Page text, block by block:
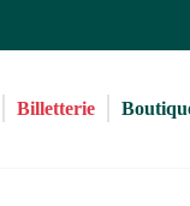
au
Billetterie